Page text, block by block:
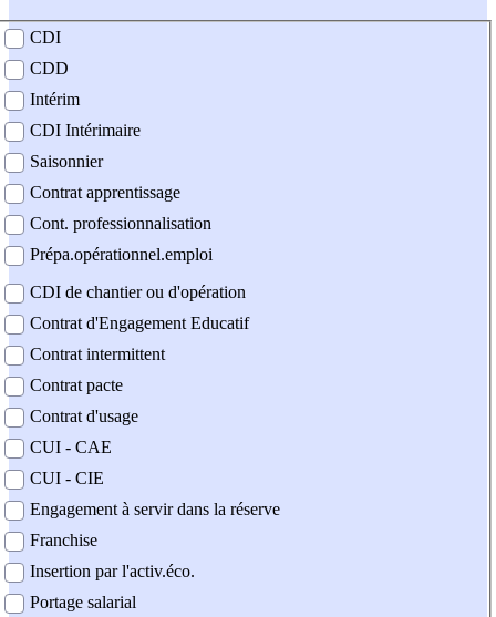
contrat
CDI
CDD
Intérim
CDI Intérimaire
Saisonnier
Contrat apprentissage
Cont. professionnalisation
Prépa.opérationnel.emploi
CDI de chantier ou d'opération
Contrat d'Engagement Educatif
Contrat intermittent
Contrat pacte
Contrat d'usage
CUI - CAE
CUI - CIE
Engagement à servir dans la réserve
Franchise
Insertion par l'activ.éco.
Portage salarial